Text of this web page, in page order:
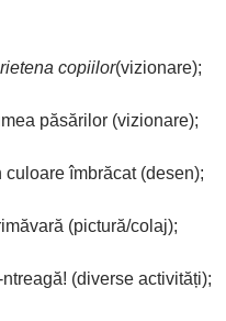
copiilor(vizionare);
păsărilor (vizionare);
îmbrăcat (desen);
(pictură/colaj);
(diverse activități);